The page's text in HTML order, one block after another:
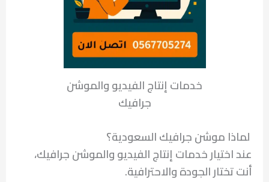
خدمات إنتاج الفيديو والموشن
جرافيك
لماذا موشن جرافيك السعودية؟
عند اختيار خدمات إنتاج الفيديو والموشن جرافيك،
أنت تختار الجودة والاحترافية.